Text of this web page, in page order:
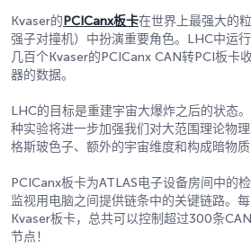
Kvaser的PCICanx板卡在世界上最强大的
强子对撞机）中扮演重要角色。LHC中运
几百个Kvaser的PCICanx CAN转PCI板卡
器的数据。
LHC的目标是重建宇宙大爆炸之后的状态
种实验将进一步加强我们对大范围理论物
格斯玻色子、额外的宇宙维度和构成暗物质
PCICanx板卡为ATLAS电子设备房间中的
监视用电脑之间提供链条中的关键链路。
Kvaser板卡，总共可以控制超过300条
节点！